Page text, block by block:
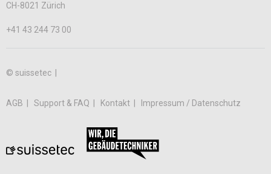
CH-8021 Zürich
+41 43 244 73 00
© suissetec |
AGB Support & FAQ Kontakt Impressum / Datenschutz